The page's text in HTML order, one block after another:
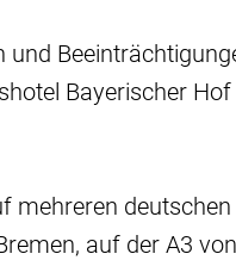
Bayerischer
mehreren
auf der A3